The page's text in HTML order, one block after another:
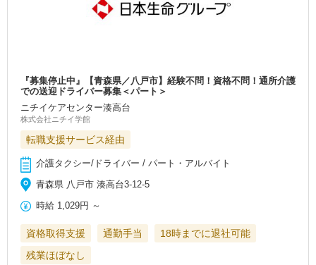
『募集停止中』【青森県／八戸市】経験不問！資格不問！通所介護
での送迎ドライバー募集＜パート＞
ニチイケアセンター湊高台
株式会社ニチイ学館
転職支援サービス経由
介護タクシー/ドライバー / パート・アルバイト
青森県 八戸市 湊高台3-12-5
時給 1,029円 ～
資格取得支援 通勤手当
18時までに退社可能
残業ほぼなし